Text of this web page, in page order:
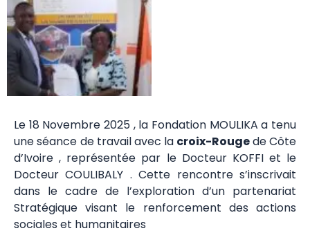
Le 18 Novembre 2025 , la Fondation MOULIKA a tenu
une séance de travail avec la croix-Rougede Côte
d’Ivoire , représentée par le Docteur KOFFI et le
Docteur COULIBALY . Cette rencontre s’inscrivait
dans le cadre de l’exploration d’un partenariat
Stratégique visant le renforcement des actions
sociales et humanitaires